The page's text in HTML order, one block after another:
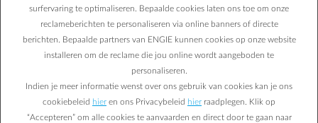
“arm” aardgas te verminderen. De
Nederlandse gaskraan zal volledig dichtgaan
vanaf 2030. De levering van aardgas uit
Nederland zal op dat moment worden
vervangen door "rijk" gas (gas dat meer
energie bevat voor hetzelfde volume).
surfervaring te optimaliseren. Bepaalde cookies laten ons toe om onze
reclameberichten te personaliseren via online banners of directe
berichten. Bepaalde partners van ENGIE kunnen cookies op onze website
installeren om de reclame die jou online wordt aangeboden te
personaliseren.
Indien je meer informatie wenst over ons gebruik van cookies kan je ons
cookiebeleid hier en ons Privacybeleid hier raadplegen. Klik op
“Accepteren” om alle cookies te aanvaarden en direct door te gaan naar